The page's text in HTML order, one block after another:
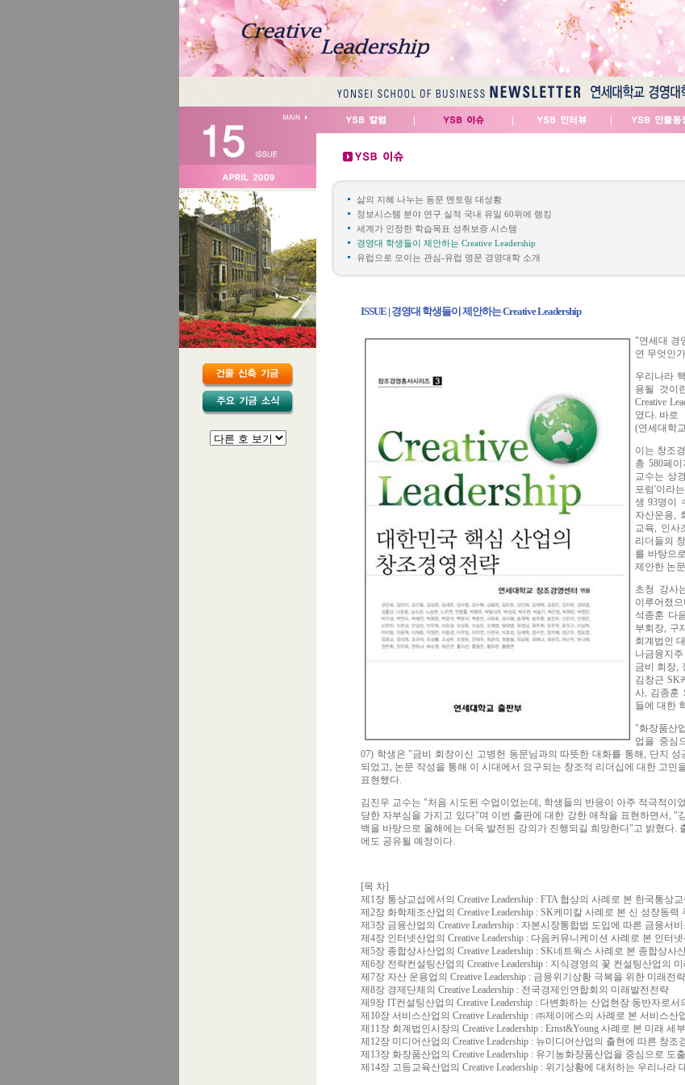
삶의 지혜 나누는 동문 멘토링 대성황
정보시스템 분야 연구 실적 국내 유일 60위에 랭킹
세계가 인정한 학습목표 성취보증 시스템
경영대 학생들이 제안하는 Creative Leadership
유럽으로 모이는 관심-유럽 명문 경영대학 소개
ISSUE | 경영대 학생들이 제안하는 Creative Leadership
"연세대 경
연 무엇인
우리나라
용될 것이
Creative
였다. 바로
(연세대학
이는 창조
총 580페
교수는 상
포럼'이라
생 93명이
자산운용,
교육, 인사
리더들의
를 바탕으
제안한 논
초청 강사
이루어졌
석종훈 다
부회장, 구
회계법인
나금융지
금비 회장,
김창근 SK
사, 김종훈
들에 대한
"화장품산
업을 중심
07) 학생은 "금비 회장이신 고병헌 동문님과의 따뜻한 대화를 통해, 단지
되었고, 논문 작성을 통해 이 시대에서 요구되는 창조적 리더십에 대한 고민
표현했다.
김진우 교수는 "처음 시도된 수업이었는데, 학생들의 반응이 아주 적극적이
당한 자부심을 가지고 있다"며 이번 출판에 대한 강한 애착을 표현하면서, "
백을 바탕으로 올해에는 더욱 발전된 강의가 진행되길 희망한다"고 밝혔다.
에도 공유될 예정이다.
[목 차]
제1장 통상교섭에서의 Creative Leadership : FTA 협상의 사례로 본 한국통상
제2장 화학제조산업의 Creative Leadership : SK케미칼 사례로 본 신 성장동력
제3장 금융산업의 Creative Leadership : 자본시장통합법 도입에 따른 금융서
제4장 인터넷산업의 Creative Leadership : 다음커뮤니케이션 사례로 본 인터
제5장 종합상사산업의 Creative Leadership : SK네트웍스 사례로 본 종합상사
제6장 전략컨설팅산업의 Creative Leadership : 지식경영의 꽃 컨설팅산업의
제7장 자산 운용업의 Creative Leadership : 금융위기상황 극복을 위한 미래전략
제8장 경제단체의 Creative Leadership : 전국경제인연합회의 미래발전전략
제9장 IT컨설팅산업의 Creative Leadership : 다변화하는 산업현장 동반자로서
제10장 서비스산업의 Creative Leadership : ㈜제이에스의 사례로 본 서비스산
제11장 회계법인시장의 Creative Leadership : Ernst&Young 사례로 본 미래 세
제12장 미디어산업의 Creative Leadership : 뉴미디어산업의 출현에 따른 창조
제13장 화장품산업의 Creative Leadership : 유기농화장품산업을 중심으로 도
제14장 고등교육산업의 Creative Leadership : 위기상황에 대처하는 우리나라